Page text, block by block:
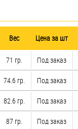
Вес Цена за шт
71 гр. Под заказ
74.6 гр. Под заказ
82.6 гр. Под заказ
87 гр. Под заказ